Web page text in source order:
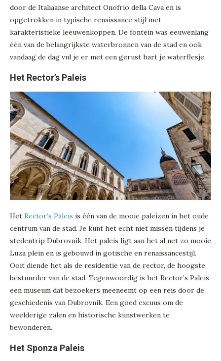
door de Italiaanse architect Onofrio della Cava en is
opgetrokken in typische renaissance stijl met
karakteristieke leeuwenkoppen. De fontein was eeuwenlang
één van de belangrijkste waterbronnen van de stad en ook
vandaag de dag vul je er met een gerust hart je waterflesje.
Het Rector’s Paleis
Het Rector’s Paleis is één van de mooie paleizen in het oude
centrum van de stad. Je kunt het echt niet missen tijdens je
stedentrip Dubrovnik. Het paleis ligt aan het al net zo mooie
Luza plein en is gebouwd in gotische en renaissancestijl.
Ooit diende het als de residentie van de rector, de hoogste
bestuurder van de stad. Tegenwoordig is het Rector’s Paleis
een museum dat bezoekers meeneemt op een reis door de
geschiedenis van Dubrovnik. Een goed excuus om de
weelderige zalen en historische kunstwerken te
bewonderen.
Het Sponza Paleis